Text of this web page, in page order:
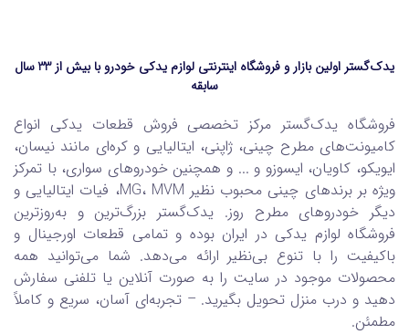
یدک‌گستر اولین بازار و فروشگاه اینترنتی لوازم یدکی خودرو با بیش از 33 سال
سابقه
فروشگاه یدک‌گستر مرکز تخصصی فروش قطعات یدکی انواع
کامیونت‌های مطرح چینی، ژاپنی، ایتالیایی و کره‌ای مانند نیسان،
ایویکو، کاویان، ایسوزو و ... و همچنین خودروهای سواری، با تمرکز
ویژه بر برندهای چینی محبوب نظیر MG، MVM، فیات ایتالیایی و
دیگر خودروهای مطرح روز. یدک‌گستر بزرگ‌ترین و به‌روزترین
فروشگاه لوازم یدکی در ایران بوده و تمامی قطعات اورجینال و
باکیفیت را با تنوع بی‌نظیر ارائه می‌دهد. شما می‌توانید همه
محصولات موجود در سایت را به صورت آنلاین یا تلفنی سفارش
دهید و درب منزل تحویل بگیرید. – تجربه‌ای آسان، سریع و کاملاً
مطمئن.